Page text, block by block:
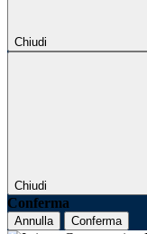
Chiudi
Chiudi
Conferma
Annulla Conferma